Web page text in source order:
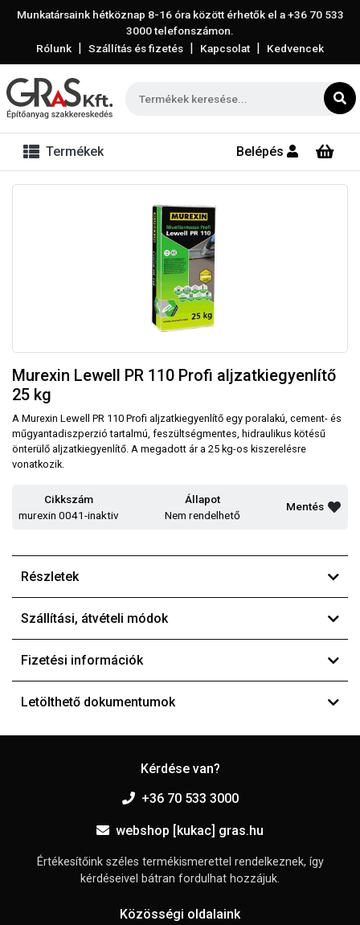
Munkatársaink hétköznap 8-16 óra között érhetők el a+36 70 533
3000telefonszámon.
Rólunk | Szállítás és fizetés | Kapcsolat | Kedvencek
Termékek Belépés
Murexin Lewell PR 110 Profi aljzatkiegyenlítő
25 kg
A Murexin Lewell PR 110 Profi aljzatkiegyenlítő egy poralakú, cement- és
műgyantadiszperzió tartalmú, feszültségmentes, hidraulikus kötésű
önterülő aljzatkiegyenlítő. A megadott ár a 25 kg-os kiszerelésre
vonatkozik.
Cikkszám
murexin 0041-inaktiv
Állapot
Nem rendelhető
Mentés
Részletek
Szállítási, átvételi módok
Fizetési információk
Letölthető dokumentumok
Kérdése van?
+36 70 533 3000
webshop [kukac] gras.hu
Értékesítőink széles termékismerettel rendelkeznek, így
kérdéseivel bátran fordulhat hozzájuk.
Közösségi oldalaink